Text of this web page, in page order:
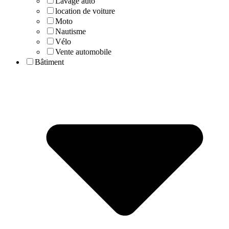
location de voiture
Moto
Nautisme
Vélo
Vente automobile
Bâtiment